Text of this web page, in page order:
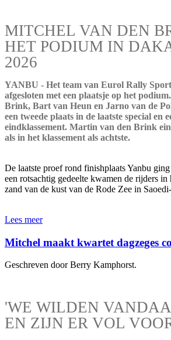
MITCHEL VAN DEN
HET PODIUM IN
2026
YANBU - Het team van Eurol Rally
afgesloten met een plaatsje op het
Brink, Bart van Heun en Jarno van de
een tweede plaats in de laatste special en
eindklassement. Martin van den Brink
als in het klassement als achtste.
De laatste proef rond finishplaats Yanbu
een rotsachtig gedeelte kwamen de rijders in
zand van de kust van de Rode Zee in
Lees meer
Mitchel maakt kwartet dagzeges
Geschreven door Berry Kamphorst.
'WE WILDEN
EN ZIJN ER VOL